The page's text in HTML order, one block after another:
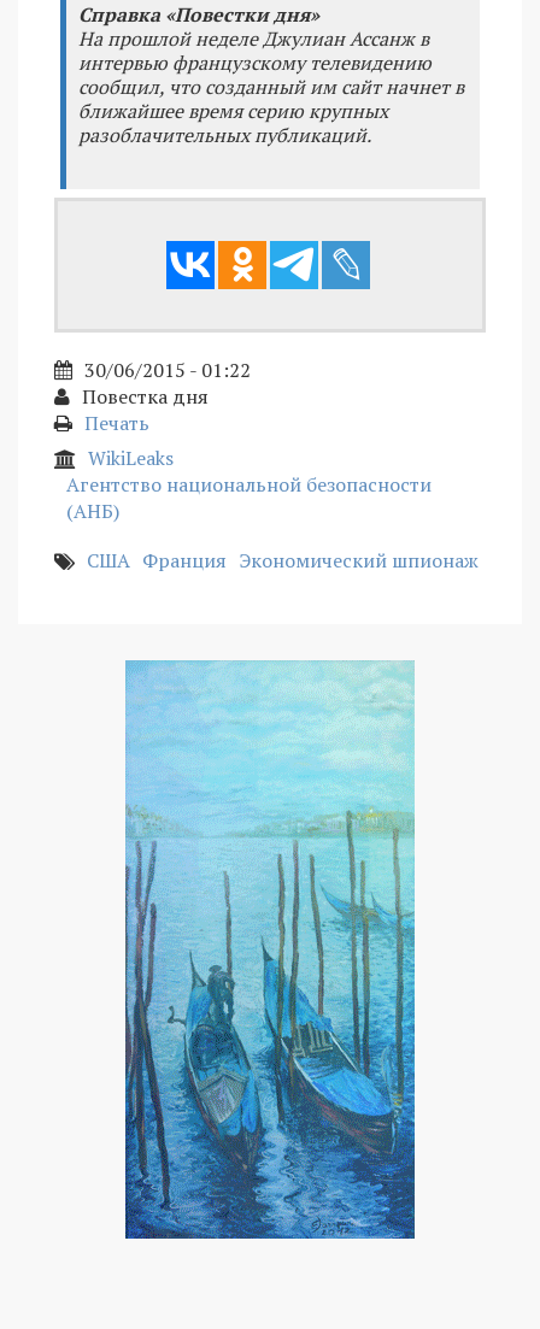
Справка «Повестки дня»
На прошлой неделе Джулиан Ассанж в
интервью французскому телевидению
сообщил, что созданный им сайт начнет в
ближайшее время серию крупных
разоблачительных публикаций.
30/06/2015 - 01:22
Повестка дня
Печать
WikiLeaks
Агентство национальной безопасности
(АНБ)
США Франция Экономический шпионаж